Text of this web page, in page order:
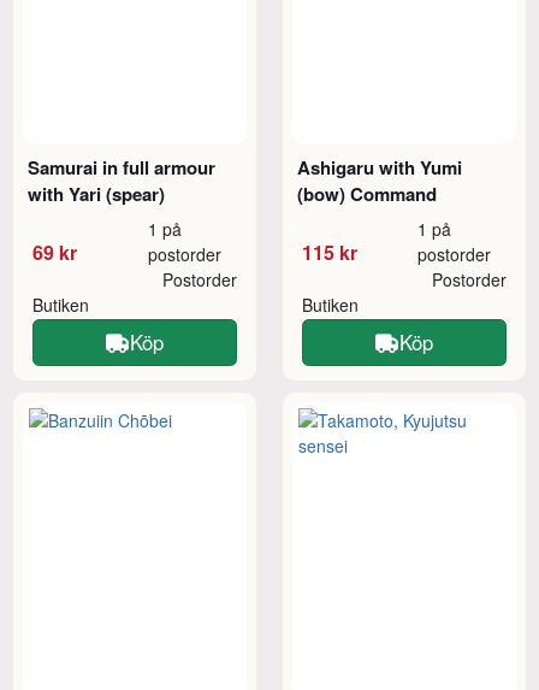
Samurai in full armour
with Yari (spear)
69 kr
1 på
postorder
Butiken
Postorder
Köp
Ashigaru with Yumi
(bow) Command
115 kr
1 på
postorder
Butiken
Postorder
Köp